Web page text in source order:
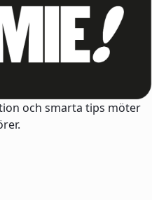
och smarta tips möter